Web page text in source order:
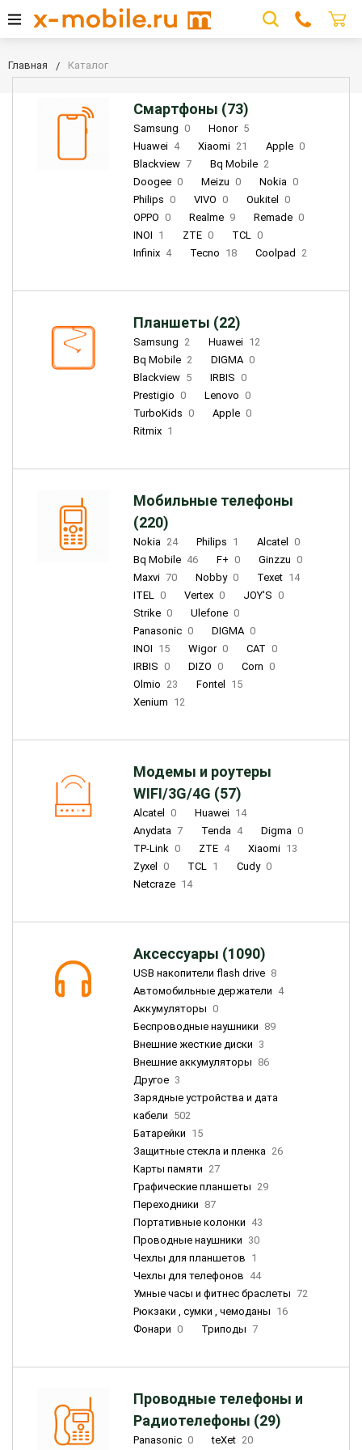
Главная Каталог
Смартфоны (73)
Samsung 0 Honor 5
Huawei 4 Xiaomi 21 Apple 0
Blackview 7 Bq Mobile 2
Doogee 0 Meizu 0 Nokia 0
Philips 0 VIVO 0 Oukitel
0
OPPO 0 Realme 9 Remade 0
INOI 1 ZTE 0 TCL 0
Infinix 4 Tecno 18 Coolpad 2
Планшеты (22)
Samsung 2 Huawei 12
Bq Mobile 2 DIGMA 0
Blackview 5 IRBIS 0
Prestigio 0 Lenovo 0
TurboKids 0 Apple 0
Ritmix 1
Мобильные телефоны
(220)
Nokia 24 Philips 1 Alcatel
0
Bq Mobile 46 F+ 0 Ginzzu 0
Maxvi 70 Nobby 0 Texet 14
ITEL 0 Vertex 0 JOY'S 0
Strike 0 Ulefone 0
Panasonic 0 DIGMA 0
INOI 15 Wigor 0 CAT 0
IRBIS 0 DIZO 0 Corn 0
Olmio 23 Fontel
15
Xenium 12
Модемы и роутеры
WIFI/3G/4G (57)
Alcatel 0 Huawei 14
Anydata 7 Tenda 4 Digma 0
TP-Link 0 ZTE 4 Xiaomi 13
Zyxel
0 TCL 1 Cudy 0
Netcraze 14
Аксессуары (1090)
USB накопители flash drive 8
Автомобильные держатели 4
Аккумуляторы 0
Беспроводные наушники 89
Внешние жесткие диски 3
Внешние аккумуляторы 86
Другое 3
Зарядные устройства и дата
кабели 502
Батарейки 15
Защитные стекла и пленка 26
Карты памяти 27
Графические планшеты 29
Переходники 87
Портативные колонки 43
Проводные наушники 30
Чехлы для планшетов 1
Чехлы для телефонов 44
Умные часы и фитнес браслеты 72
Рюкзаки , сумки , чемоданы 16
Фонари 0 Триподы 7
Проводные телефоны и
Радиотелефоны (29)
Panasonic 0 teXet 20